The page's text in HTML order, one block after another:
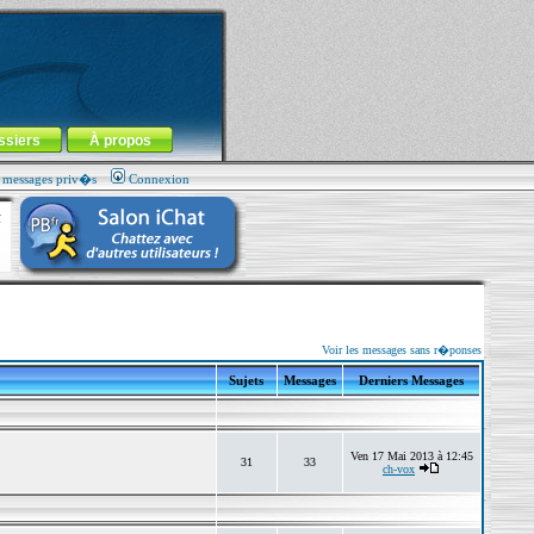
À propos
priv�s Connexion
Voir les messages sans r�ponses
Sujets Messages Derniers Messages
31 33
Ven 17 Mai 2013 à 12:45
ch-vox